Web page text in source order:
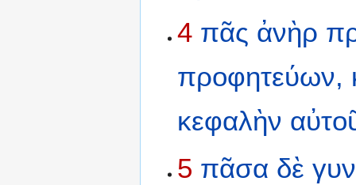
4 πᾶς ἀνὴρ
προφητεύων,
κεφαλὴν
5 πᾶσα δὲ